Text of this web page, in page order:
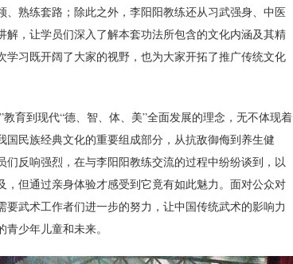
熟练套路；除此之外，李阳阳教练还从习武强身、中医
，让学员们深入了解本套功法所包含的文化内涵及其精
习既开阔了大家的视野，也为大家开拓了推广传统文化
育到现代“德、智、体、美”全面发展的理念，无不体现着
民族经典文化的重要组成部分，从抗敌御侮到养生健
反响强烈，在与李阳阳教练交流的过程中纷纷谈到，以
但通过亲身体验才感受到它竟有如此魅力。面对公众对
武术工作者们进一步的努力，让中国传统武术的影响力
少年儿童和未来。